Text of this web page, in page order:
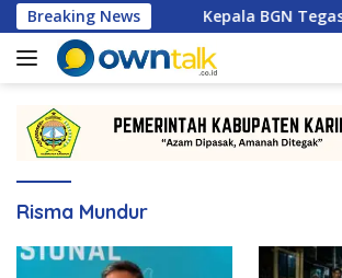
Langsung
ke
konten
Breaking News
2026 Kepala BGN Tegaskan
Risma Mundur